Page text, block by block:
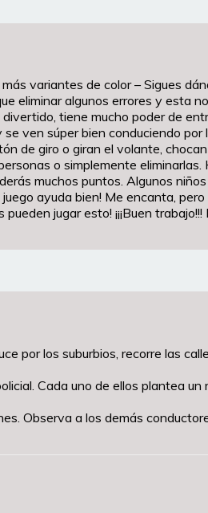
variantes de color – Sigues
eliminar algunos errores y esta
tiene mucho poder de
ven súper bien conduciendo por
de giro o giran el volante,
o simplemente
muchos puntos. Algunos
ayuda bien! Me encanta,
jugar esto! ¡¡¡Buen
por los suburbios, recorre las
Cada uno de ellos plantea
Observa a los demás